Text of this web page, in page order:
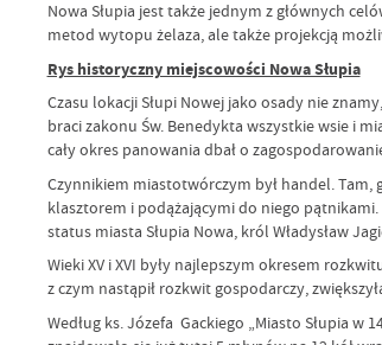
Nowa Słupia jest także jednym z głównych
metod wytopu żelaza, ale także projekcją
Rys historyczny miejscowości Nowa Słupia
Czasu lokacji Słupi Nowej jako osady nie
braci zakonu Św. Benedykta wszystkie wsie i
cały okres panowania dbał o
Czynnikiem miastotwórczym był handel. Tam,
klasztorem i podążającymi do niego pątnikami.
status miasta Słupia Nowa, król Władysław
Wieki XV i XVI były najlepszym okresem
z czym nastąpił rozkwit gospodarczy,
Według ks. Józefa Gackiego „Miasto Słupia w